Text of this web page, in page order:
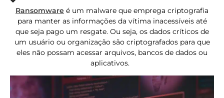
Ransomware é um malware que emprega criptografia
para manter as informações da vítima inacessíveis até
que seja pago um resgate. Ou seja, os dados críticos de
um usuário ou organização são criptografados para que
eles não possam acessar arquivos, bancos de dados ou
aplicativos.